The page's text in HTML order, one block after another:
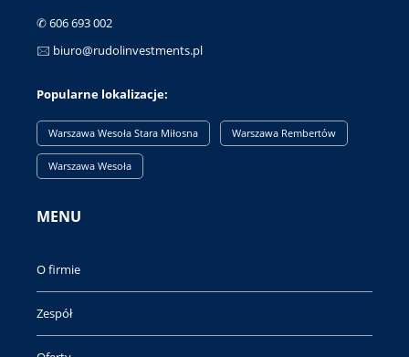
✆ 606 693 002
🖂 biuro@rudolinvestments.pl
Popularne lokalizacje:
Warszawa Wesoła Stara Miłosna Warszawa Rembertów
Warszawa Wesoła
MENU
O firmie
Zespół